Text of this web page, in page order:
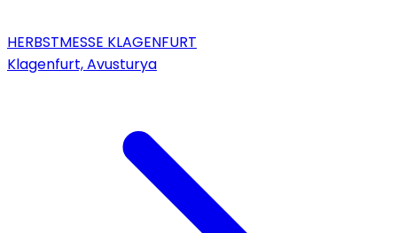
HERBSTMESSE KLAGENFURT
Klagenfurt, Avusturya